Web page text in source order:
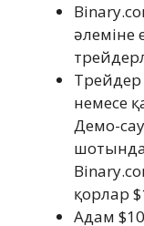
әлеміне
немесе
Демо-
қорлар
Адам